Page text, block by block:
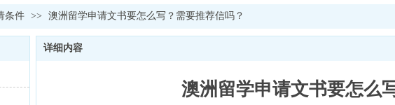
条件 >> 澳洲留学申请文书要怎么写？需要推荐信吗？
详细内容
澳洲留学申请文书要怎么